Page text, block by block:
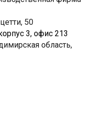
50
3, офис 213
область,